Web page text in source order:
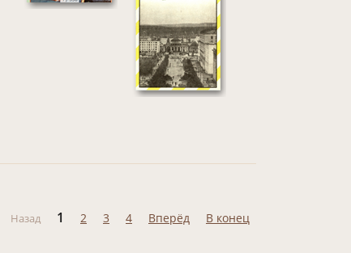
Назад 1 2 3 4 Вперёд В конец